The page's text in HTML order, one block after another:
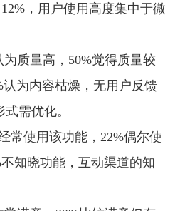
，用户使用高度集中于微
为质量高，50%觉得质量较
为内容枯燥，无用户反馈
需优化。
常使用该功能，22%偶尔使
知晓功能，互动渠道的知